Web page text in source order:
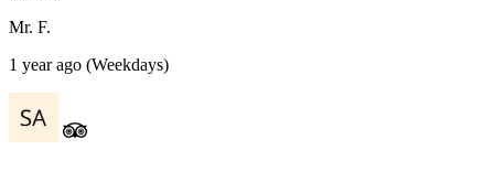
Mr. F.
1 year ago (Weekdays)